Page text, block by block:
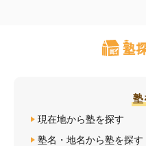
塾
現在地から塾を探す
塾名・地名から塾を探す